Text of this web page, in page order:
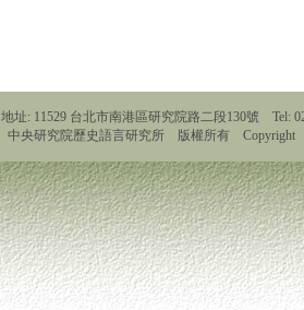
地址: 11529 台北市南港區研究院路二段130號 Tel:
中央研究院歷史語言研究所 版權所有 Copyright